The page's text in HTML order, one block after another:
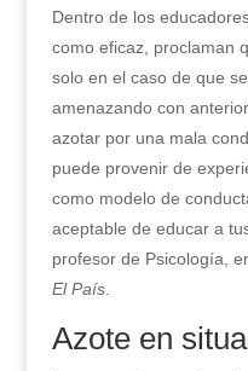
Dentro de los
como eficaz, proclaman
solo en el caso de que
amenazando con
azotar por una mala
puede provenir de
como modelo de
aceptable de educar a
profesor de Psicología,
El País.
Azote en